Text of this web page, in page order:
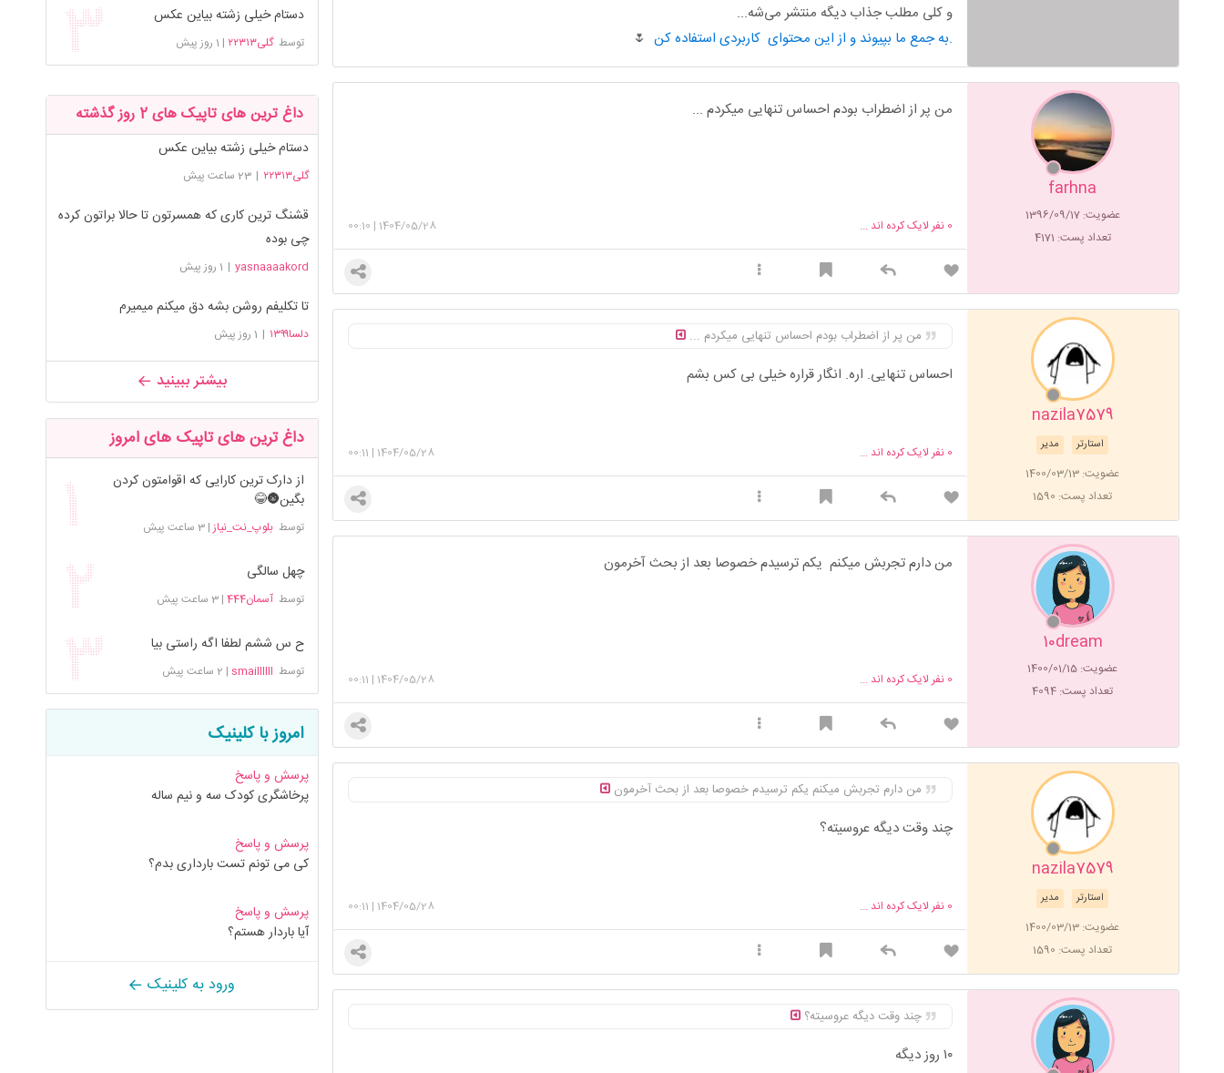
و کلی مطلب جذاب دیگه منتشر می‌شه...
به جمع ما بپیوند و از این محتوای کاربردی استفاده کن.
🌷
farhna
عضویت: 1396/09/17
تعداد پست: 4171
من پر از اضطراب بودم احساس تنهایی میکردم ...
1404/05/28
|
00:10 0 نفر لایک کرده اند ...
nazila7579
مدیر استارتر
عضویت: 1400/03/13
تعداد پست: 1590
من پر از اضطراب بودم احساس تنهایی میکردم ...
احساس تنهایی. اره. انگار قراره خیلی بی کس بشم
1404/05/28
|
00:11 0 نفر لایک کرده اند ...
10dream
عضویت: 1400/01/15
تعداد پست: 4094
من دارم تجربش میکنم یکم ترسیدم خصوصا بعد از بحث آخرمون
1404/05/28
|
00:11 0 نفر لایک کرده اند ...
nazila7579
مدیر استارتر
عضویت: 1400/03/13
تعداد پست: 1590
من دارم تجربش میکنم یکم ترسیدم خصوصا بعد از بحث آخرمون
چند وقت دیگه عروسیته؟
1404/05/28
|
00:11 0 نفر لایک کرده اند ...
چند وقت دیگه عروسیته؟
۱۰ روز دیگه
دستام خیلی زشته بیاین عکس
توسطگلی۲۲۳۱۳ | 1 روز پیش
داغ ترین های تاپیک های 2 روز گذشته
دستام خیلی زشته بیاین عکس
گلی۲۲۳۱۳ | 23 ساعت پیش
قشنگ ترین کاری که همسرتون تا حالا براتون کرده
چی بوده
yasnaaaakord
| 1 روز پیش
تا تکلیفم روشن بشه دق میکنم میمیرم
دلسا۱۳۹۹ | 1 روز پیش
بیشتر ببینید
داغ ترین های تاپیک های امروز
از دارک ترین کارایی که اقوامتون کردن
بگین🌚😂
توسطبلوپ_نت_نیاز|3 ساعت پیش
چهل سالگی
توسطآسمان444 |3 ساعت پیش
ح س ششم لطفا اگه راستی بیا
توسط smaillllll
| 2 ساعت پیش
امروز با کلینیک
پرسش و پاسخ
پرخاشگری کودک سه و نیم ساله
پرسش و پاسخ
کی می تونم تست بارداری بدم؟
پرسش و پاسخ
آیا باردار هستم؟
ورود به کلینیک